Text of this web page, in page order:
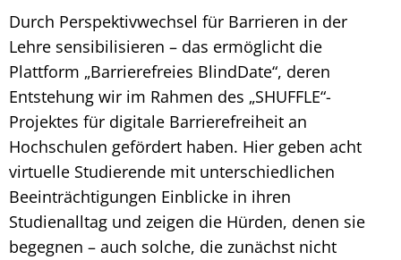
Durch Perspektivwechsel für Barrieren in der
Lehre sensibilisieren – das ermöglicht die
Plattform „Barrierefreies BlindDate“, deren
Entstehung wir im Rahmen des „SHUFFLE“-
Projektes für digitale Barrierefreiheit an
Hochschulen gefördert haben. Hier geben acht
virtuelle Studierende mit unterschiedlichen
Beeinträchtigungen Einblicke in ihren
Studienalltag und zeigen die Hürden, denen sie
begegnen – auch solche, die zunächst nicht